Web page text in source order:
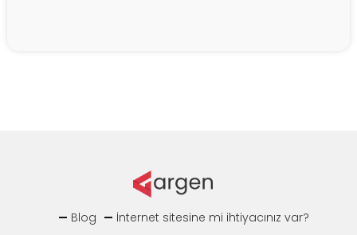
Blog İnternet sitesine mi ihtiyacınız var?